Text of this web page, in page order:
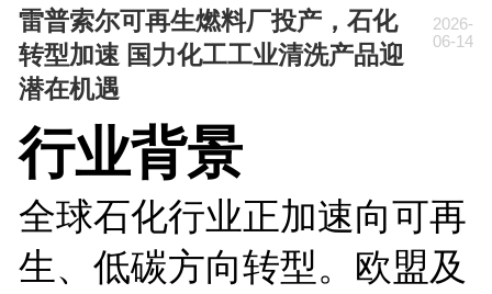
雷普索尔可再生燃料厂投产，石化
转型加速 国力化工工业清洗产品迎
潜在机遇
2026-
06-14
行业背景
全球石化行业正加速向可再
生、低碳方向转型。欧盟及